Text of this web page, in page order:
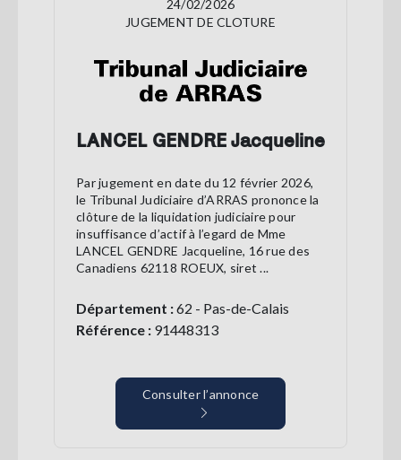
24/02/2026
JUGEMENT DE CLOTURE
LANCEL GENDRE Jacqueline
Par jugement en date du 12 février 2026,
le Tribunal Judiciaire d’ARRAS prononce la
clôture de la liquidation judiciaire pour
insuffisance d’actif à l’egard de Mme
LANCEL GENDRE Jacqueline, 16 rue des
Canadiens 62118 ROEUX, siret ...
Département :62 - Pas-de-Calais
Référence : 91448313
Consulter l’annonce